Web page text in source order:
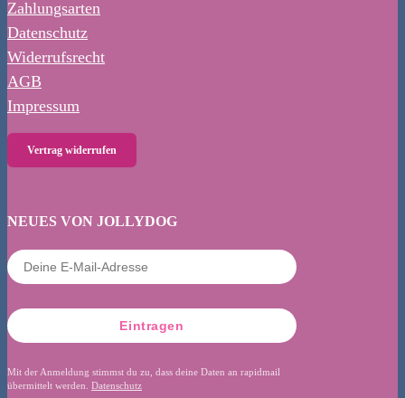
Zahlungsarten
Datenschutz
Widerrufsrecht
AGB
Impressum
Vertrag widerrufen
NEUES VON JOLLYDOG
Eintragen
Mit der Anmeldung stimmst du zu, dass deine Daten an rapidmail
übermittelt werden. Datenschutz